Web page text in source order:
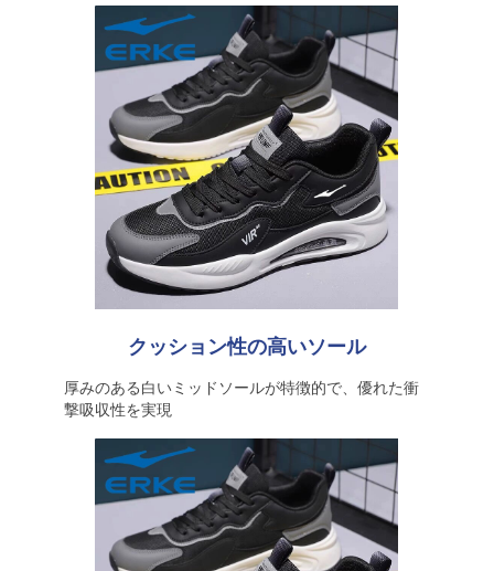
クッション性の高いソール
厚みのある白いミッドソールが特徴的で、優れた衝
撃吸収性を実現